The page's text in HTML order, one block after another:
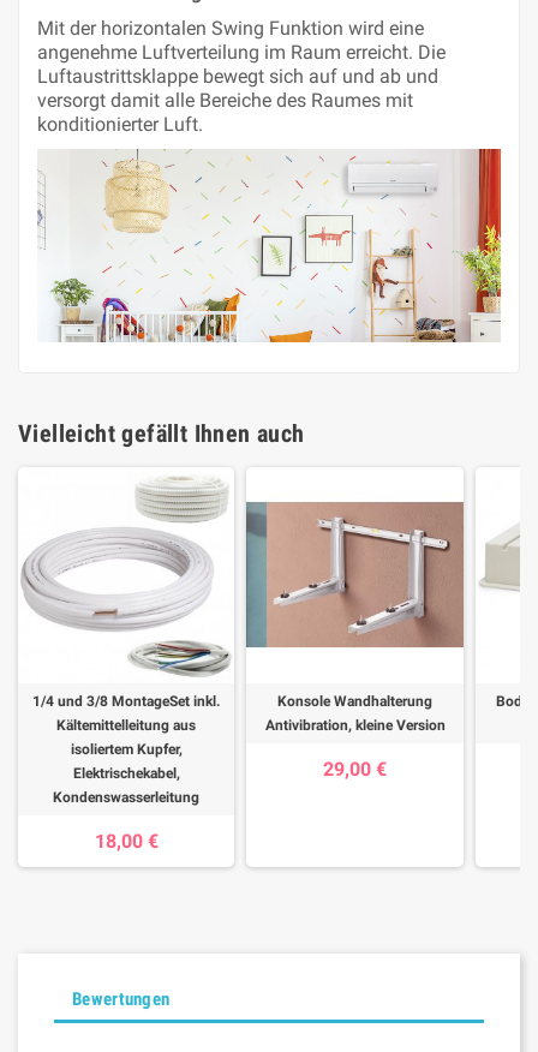
Mit der horizontalen Swing Funktion wird eine
angenehme Luftverteilung im Raum erreicht. Die
Luftaustrittsklappe bewegt sich auf und ab und
versorgt damit alle Bereiche des Raumes mit
konditionierter Luft.
Vielleicht gefällt Ihnen auch
1/4 und 3/8 MontageSet inkl.
Kältemittelleitung aus
isoliertem Kupfer,
Elektrischekabel,
Kondenswasserleitung
18,00 €
Konsole Wandhalterung
Antivibration, kleine Version
29,00 €
Bewertungen